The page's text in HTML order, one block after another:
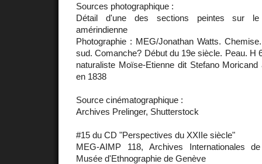
Sources photographique :
Détail d'une des sections peintes sur
amérindienne
Photographie : MEG/Jonathan Watts.
sud. Comanche? Début du 19e siècle. Peau. H
naturaliste Moïse-Etienne dit Stefano
en 1838
Source cinématographique :
Archives Prelinger, Shutterstock
#15 du CD "Perspectives du XXIIe siècle"
MEG-AIMP 118, Archives Internationales
Musée d'Ethnographie de Genève